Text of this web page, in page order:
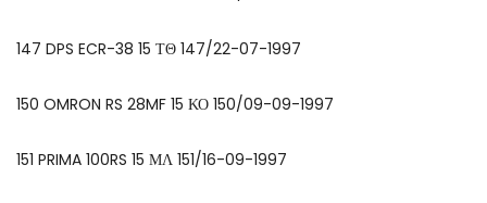
147 DPS ECR-38 15 ΤΘ 147/22-07-1997
150 OMRON RS 28MF 15 ΚΟ 150/09-09-1997
151 PRIMA 100RS 15 ΜΛ 151/16-09-1997